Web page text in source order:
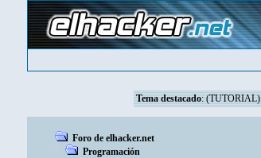
Tema destacado: (TUTORIAL)
Foro de elhacker.net
Programación